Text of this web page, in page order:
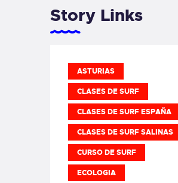
Story Links
ASTURIAS
CLASES DE SURF
CLASES DE SURF ESPAÑA
CLASES DE SURF SALINAS
CURSO DE SURF
ECOLOGIA